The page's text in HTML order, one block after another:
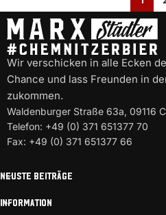
Wir verschicken in alle Ecken
Chance und lass Freunden in
zukommen.
Waldenburger Straße 63a, 09116
Telefon: +49 (0) 371 651377 70
Fax: +49 (0) 371 651377 66
NEUSTE BEITRÄGE
INFORMATION